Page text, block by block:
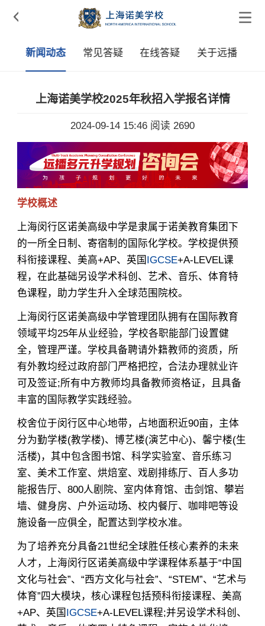

新闻动态 常见答疑 在线答疑 关于远播
上海诺美学校2025年秋招入学报名详情
2024-09-14 15:46 阅读 2690
学校概述
上海闵行区诺美高级中学是隶属于诺美教育集团下
的一所全日制、寄宿制的国际化学校。学校提供预
科衔接课程、美高+AP、英国 IGCSE+A-LEVEL课
程，在此基础另设学术科创、艺术、音乐、体育特
色课程，助力学生升入全球范围院校。
上海闵行区诺美高级中学管理团队拥有在国际教育
领域平均25年从业经验，学校各职能部门设置健
全，管理严谨。学校具备聘请外籍教师的资质，所
有外教均经过政府部门严格把控，合法办理就业许
可及签证;所有中方教师均具备教师资格证，且具备
丰富的国际教学实践经验。
校舍位于闵行区中心地带，占地面积近90亩，主体
分为勤学楼(教学楼)、博艺楼(演艺中心)、馨宁楼(生
活楼)，其中包含图书馆、科学实验室、音乐练习
室、美术工作室、烘焙室、戏剧排练厅、百人多功
能报告厅、800人剧院、室内体育馆、击剑馆、攀岩
墙、健身房、户外运动场、校内餐厅、咖啡吧等设
施设备一应俱全，配置达到学校水准。
为了培养充分具备21世纪全球胜任核心素养的未来
人才，上海闵行区诺美高级中学课程体系基于“中国
文化与社会”、“西方文化与社会”、“STEM”、“艺术与
体育”四大模块，核心课程包括预科衔接课程、美高
+AP、英国 IGCSE+A-LEVEL课程;并另设学术科创、